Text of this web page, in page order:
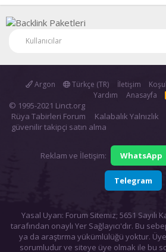
Kullanıcılar
Argon Türkçe (TR) İletişim
Yardım
Anasayfa
© 1995-2021 Linct.org
Rüya Tabirleri Forum
Kalabalık Yalnızlık
güvenilir takipçi satın alma
Reklam ve İletişim: WhatsApp
Telegram
Yasal Uyarı: Forum Sitemiz; 5651 Sayılı
tarafından onaylı Yer Sağlayıcı'dır. Bu
ya da araştırma yükümlülüğü yoktur.
sorumludur ve siteye üye olmak ile bu